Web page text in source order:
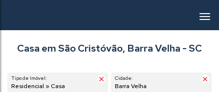
Casa em São Cristóvão, Barra Velha - SC
Tipo de Imóvel:
Residencial » Casa
Cidade:
Barra Velha